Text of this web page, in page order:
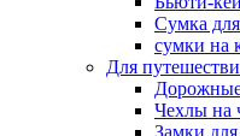
Сумка
сумки на
Для
Чехлы на
Замки